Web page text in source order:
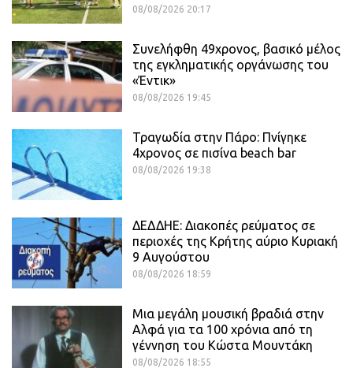
08/08/2026 20:17
Συνελήφθη 49χρονος, βασικό μέλος
της εγκληματικής οργάνωσης του
«Έντικ»
08/08/2026 19:45
Τραγωδία στην Πάρο: Πνίγηκε
4χρονος σε πισίνα beach bar
08/08/2026 19:38
ΔΕΔΔΗΕ: Διακοπές ρεύματος σε
περιοχές της Κρήτης αύριο Κυριακή
9 Αυγούστου
08/08/2026 18:59
Μια μεγάλη μουσική βραδιά στην
Αλφά για τα 100 χρόνια από τη
γέννηση του Κώστα Μουντάκη
08/08/2026 18:55